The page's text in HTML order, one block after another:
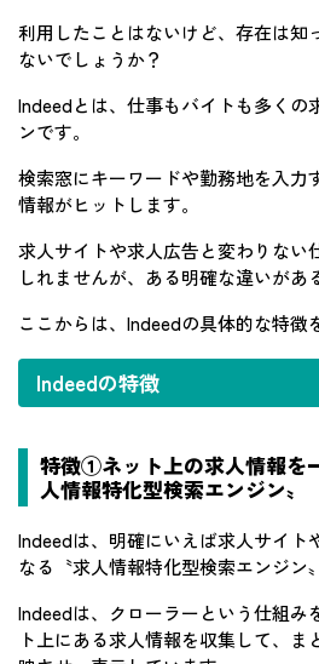
利用したことはないけど、存在は知
ないでしょうか？
Indeedとは、仕事もバイトも多くの
ンです。
検索窓にキーワードや勤務地を入力
情報がヒットします。
求人サイトや求人広告と変わりない
しれませんが、ある明確な違いがあ
ここからは、Indeedの具体的な特徴
Indeedの特徴
特徴①ネット上の求人情報を
人情報特化型検索エンジン〟
Indeedは、明確にいえば求人サイト
なる〝求人情報特化型検索エンジン
Indeedは、クローラーという仕組み
ト上にある求人情報を収集して、ま